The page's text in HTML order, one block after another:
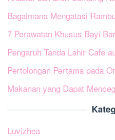
Bagaimana Mengatasi
7 Perawatan Khusus Bayi
Pengaruh Tanda Lahir Cafe
Pertolongan Pertama pada
Makanan yang Dapat
Luvizhea